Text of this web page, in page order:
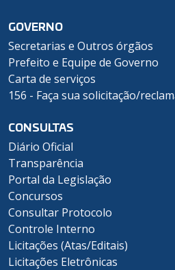
GOVERNO
Secretarias e Outros órgãos
Prefeito e Equipe de Governo
Carta de serviços
156 - Faça sua solicitação/
CONSULTAS
Diário Oficial
Transparência
Portal da Legislação
Concursos
Consultar Protocolo
Controle Interno
Licitações (Atas/Editais)
Licitações Eletrônicas